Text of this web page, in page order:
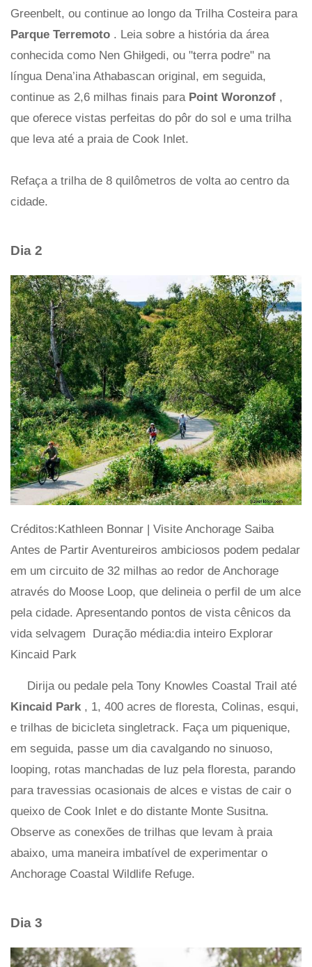
Greenbelt, ou continue ao longo da Trilha Costeira para
Parque Terremoto . Leia sobre a história da área
conhecida como Nen Ghiłgedi, ou "terra podre" na
língua Dena’ina Athabascan original, em seguida,
continue as 2,6 milhas finais para Point Woronzof ,
que oferece vistas perfeitas do pôr do sol e uma trilha
que leva até a praia de Cook Inlet.
Refaça a trilha de 8 quilômetros de volta ao centro da
cidade.
Dia 2
Créditos:Kathleen Bonnar | Visite Anchorage Saiba
Antes de Partir Aventureiros ambiciosos podem pedalar
em um circuito de 32 milhas ao redor de Anchorage
através do Moose Loop, que delineia o perfil de um alce
pela cidade. Apresentando pontos de vista cênicos da
vida selvagem
Duração média:dia inteiro Explorar
Kincaid Park
Dirija ou pedale pela Tony Knowles Coastal Trail até
Kincaid Park , 1, 400 acres de floresta, Colinas, esqui,
e trilhas de bicicleta singletrack. Faça um piquenique,
em seguida, passe um dia cavalgando no sinuoso,
looping, rotas manchadas de luz pela floresta, parando
para travessias ocasionais de alces e vistas de cair o
queixo de Cook Inlet e do distante Monte Susitna.
Observe as conexões de trilhas que levam à praia
abaixo, uma maneira imbatível de experimentar o
Anchorage Coastal Wildlife Refuge.
Dia 3